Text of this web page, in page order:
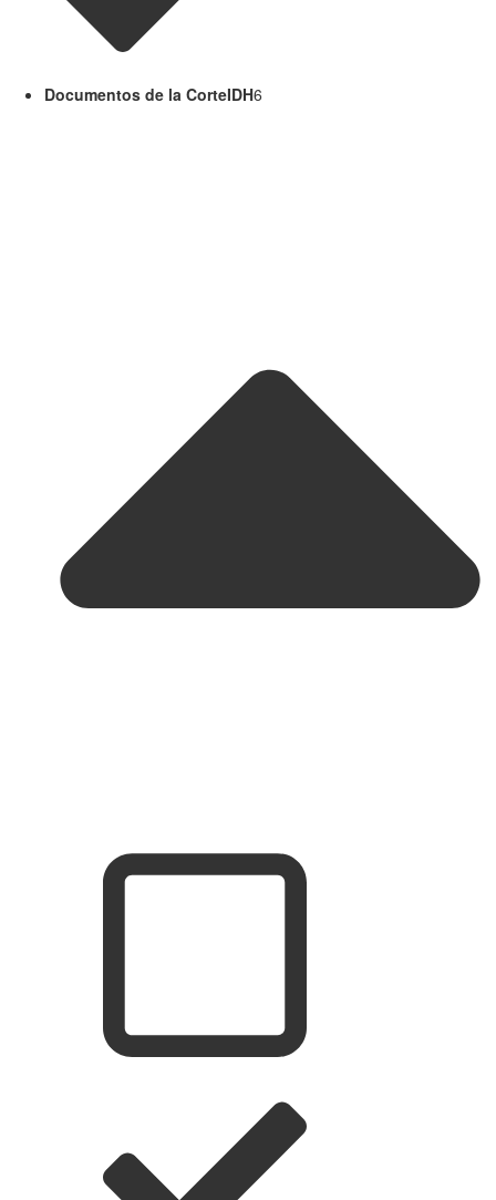
Documentos de la CorteIDH6